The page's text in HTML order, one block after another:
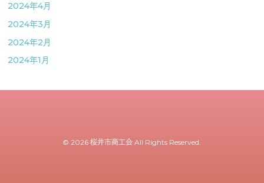
2024年4月
2024年3月
2024年2月
2024年1月
© 2026 桜井市商工会 All Rights Reserved.